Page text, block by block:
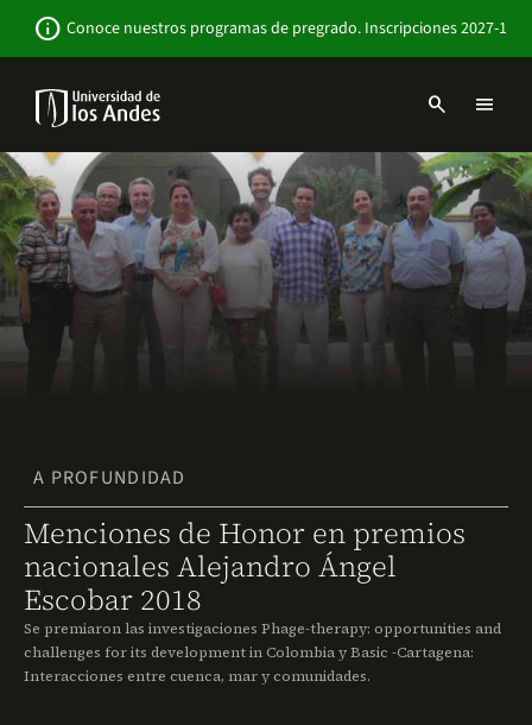
contenido
info Conoce nuestros programas de pregrado. Inscripciones 2027-1
Navbar
-
Sitio
Institucional
search menu
A PROFUNDIDAD
Menciones de Honor en premios
nacionales Alejandro Ángel
Escobar 2018
Se premiaron las investigaciones Phage-therapy: opportunities and
challenges for its development in Colombia y Basic -Cartagena:
Interacciones entre cuenca, mar y comunidades.